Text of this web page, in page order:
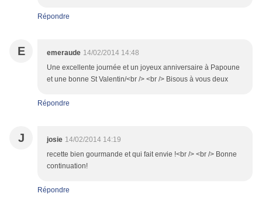
Répondre
E emeraude 14/02/2014 14:48
Une excellente journée et un joyeux anniversaire à Papoune
et une bonne St Valentin/<br /> <br /> Bisous à vous deux
Répondre
J josie 14/02/2014 14:19
recette bien gourmande et qui fait envie !<br /> <br /> Bonne
continuation!
Répondre